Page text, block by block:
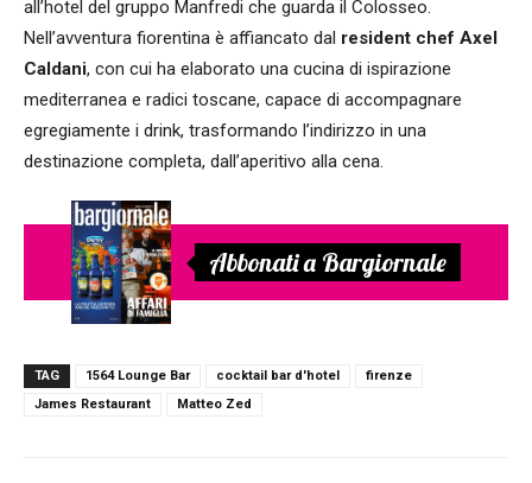
all’hotel del gruppo Manfredi che guarda il Colosseo.
Nell’avventura fiorentina è affiancato dal resident chef Axel
Caldani, con cui ha elaborato una cucina di ispirazione
mediterranea e radici toscane, capace di accompagnare
egregiamente i drink, trasformando l’indirizzo in una
destinazione completa, dall’aperitivo alla cena.
Abbonati a Bargiornale
TAG 1564 Lounge Bar cocktail bar d'hotel
firenze
James Restaurant
Matteo Zed